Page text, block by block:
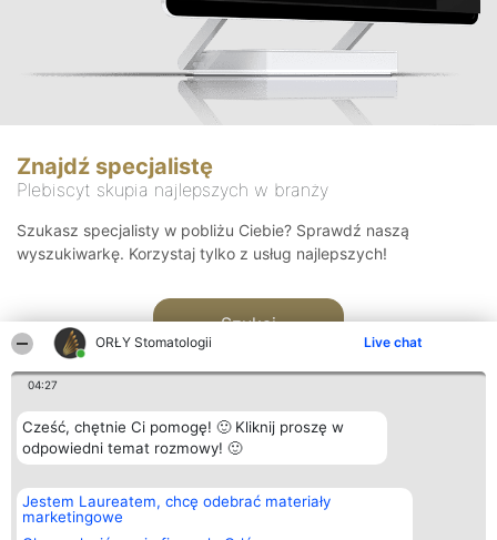
ORŁY Stomatologii Live chat
04:27
Cześć, chętnie Ci pomogę! 🙂 Kliknij proszę w
odpowiedni temat rozmowy! 🙂
Jestem Laureatem, chcę odebrać materiały
marketingowe
Znajdź specjalistę
Plebiscyt skupia najlepszych w branży
Szukasz specjalisty w pobliżu Ciebie? Sprawdź naszą
wyszukiwarkę. Korzystaj tylko z usług najlepszych!
Szukaj
Organizator plebiscytu
Bright Side Solutions sp. z o.
o. sp. k.
ul. Ruska 22
Plebiscyt
Laureaci
wszystkich
Kontakt
Kontakt